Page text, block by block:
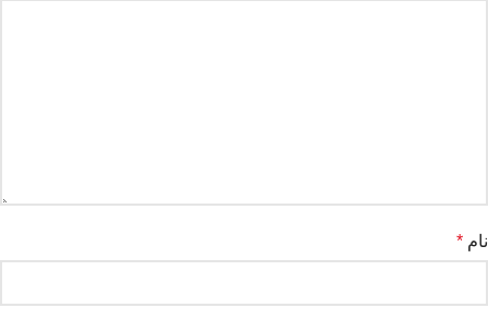
نام *